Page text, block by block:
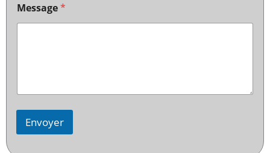
Message*
Envoyer